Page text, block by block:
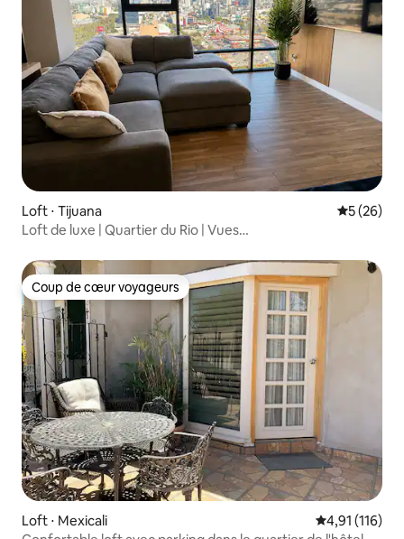
Loft ⋅ Tijuana
5 (26)
Loft de luxe | Quartier du Rio | Vues
Coup de cœur voyageurs
Coup de cœur voyageurs
Loft ⋅ Mexicali Évaluation
4,91 (116)